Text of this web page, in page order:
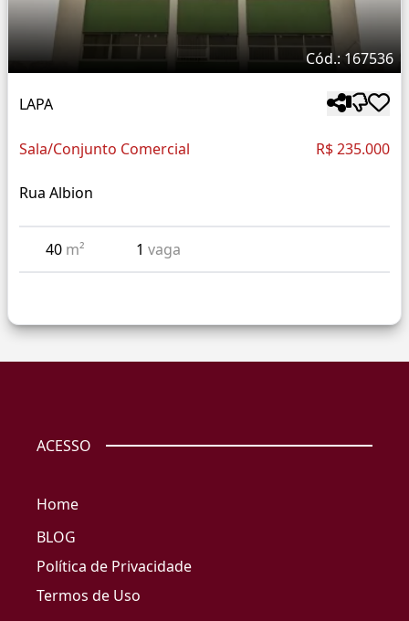
Cód.: 167536
LAPA
Sala/Conjunto Comercial R$ 235.000
Rua Albion
40 m² 1 vaga
ACESSO
Home
BLOG
Política de Privacidade
Termos de Uso